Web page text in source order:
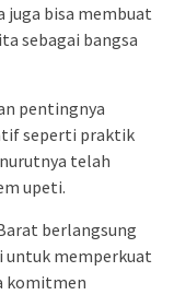
juga bisa membuat
sebagai bangsa
pentingnya
seperti praktik
telah
upeti.
berlangsung
untuk memperkuat
komitmen